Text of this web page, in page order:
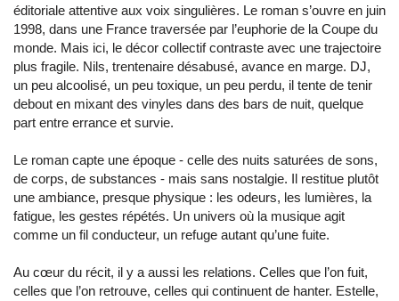
éditoriale attentive aux voix singulières. Le roman s’ouvre en juin
1998, dans une France traversée par l’euphorie de la Coupe du
monde. Mais ici, le décor collectif contraste avec une trajectoire
plus fragile. Nils, trentenaire désabusé, avance en marge. DJ,
un peu alcoolisé, un peu toxique, un peu perdu, il tente de tenir
debout en mixant des vinyles dans des bars de nuit, quelque
part entre errance et survie.
Le roman capte une époque - celle des nuits saturées de sons,
de corps, de substances - mais sans nostalgie. Il restitue plutôt
une ambiance, presque physique : les odeurs, les lumières, la
fatigue, les gestes répétés. Un univers où la musique agit
comme un fil conducteur, un refuge autant qu’une fuite.
Au cœur du récit, il y a aussi les relations. Celles que l’on fuit,
celles que l’on retrouve, celles qui continuent de hanter. Estelle,